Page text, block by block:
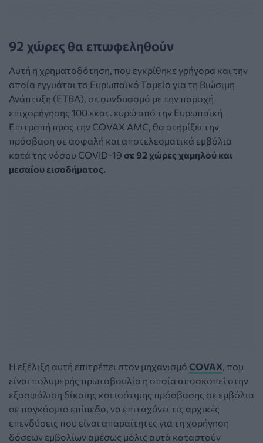
92 χώρες θα επωφεληθούν
Αυτή η χρηματοδότηση, που εγκρίθηκε γρήγορα και την
οποία εγγυάται το Ευρωπαϊκό Ταμείο για τη Βιώσιμη
Ανάπτυξη (ΕΤΒΑ), σε συνδυασμό με την παροχή
επιχορήγησης 100 εκατ. ευρώ από την Ευρωπαϊκή
Επιτροπή προς την COVAX AMC, θα στηρίξει την
πρόσβαση σε ασφαλή και αποτελεσματικά εμβόλια
κατά της νόσου COVID-19 σε 92 χώρες χαμηλού και
μεσαίου εισοδήματος.
Η εξέλιξη αυτή επιτρέπει στον μηχανισμό COVAX , που
είναι πολυμερής πρωτοβουλία η οποία αποσκοπεί στην
εξασφάλιση δίκαιης και ισότιμης πρόσβασης σε εμβόλια
σε παγκόσμιο επίπεδο, να επιταχύνει τις αρχικές
επενδύσεις που είναι απαραίτητες για τη χορήγηση
δόσεων εμβολίων αμέσως μόλις αυτά καταστούν